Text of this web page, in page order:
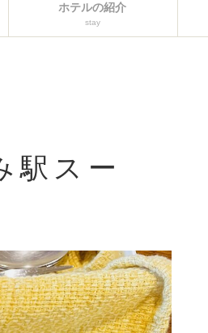
ホテルの紹介
stay
駅スー